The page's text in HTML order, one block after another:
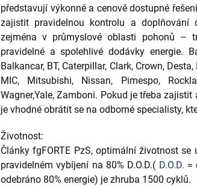
představují výkonné a cenově dostupné
zajistit pravidelnou kontrolu a doplňování
zejména v průmyslové oblasti pohonů –
pravidelné a spolehlivé dodávky energie.
Balkancar, BT, Caterpillar, Clark, Crown,
MIC, Mitsubishi, Nissan, Pimespo,
Wagner,Yale, Zamboni. Pokud je třeba
je vhodné obrátit se na odborné specialisty,
Životnost:
Články fgFORTE PzS, optimální životnost
pravidelném vybíjení na 80% D.O.D.( D.O.D. =
odebráno 80% energie) je zhruba 1500 cyklů.